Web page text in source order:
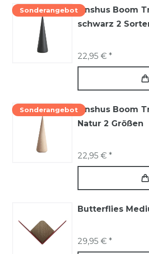
SonderangebotOnshus Boom
schwarz 2
22,95 € *
SonderangebotOnshus Boom
Natur 2 Größen
22,95 € *
Butterflies
29,95 € *